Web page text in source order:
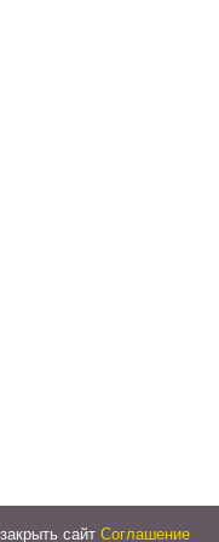
сайт Соглашение